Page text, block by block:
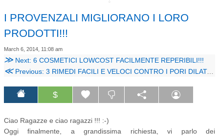
I PROVENZALI MIGLIORANO I LORO
PRODOTTI!!!
March 6, 2014, 11:08 am
≫ Next: 6 COSMETICI LOWCOST FACILMENTE REPERIBILI!!!
≪Previous: 3 RIMEDI FACILI E VELOCI CONTRO I PORI DILATATI !!!
$
Ciao Ragazze e ciao ragazzi !!! :-)
Oggi finalmente, a grandissima richiesta, vi parlo dei